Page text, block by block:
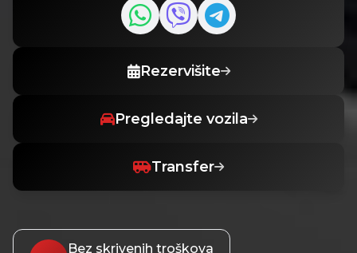
Rezervišite
Pregledajte vozila
Transfer
Bez skrivenih troškova